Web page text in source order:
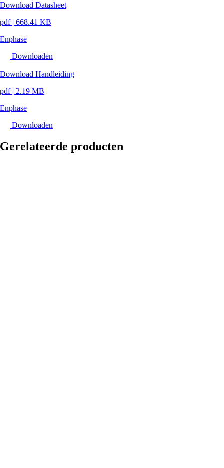
Download Datasheet
pdf | 668.41 KB
Enphase
Downloaden
Download Handleiding
pdf | 2.19 MB
Enphase
Downloaden
Gerelateerde producten